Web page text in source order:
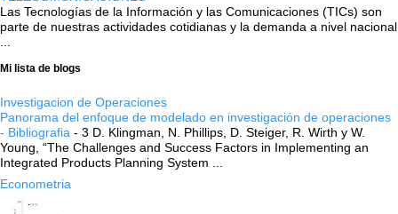
Las Tecnologías de la Información y las Comunicaciones (TICs) son
parte de nuestras actividades cotidianas y la demanda a nivel nacional
Mi lista de blogs
Investigacion de Operaciones
Panorama del enfoque de modelado en investigación de operaciones
- Bibliografia - 3 D. Klingman, N. Phillips, D. Steiger, R. Wirth y W.
Young, “The Challenges and Success Factors in Implementing an
Integrated Products Planning System ...
Econometria